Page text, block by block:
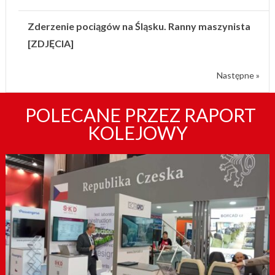
Zderzenie pociągów na Śląsku. Ranny maszynista
[ZDJĘCIA]
Następne »
POLECANE PRZEZ RAPORT
KOLEJOWY